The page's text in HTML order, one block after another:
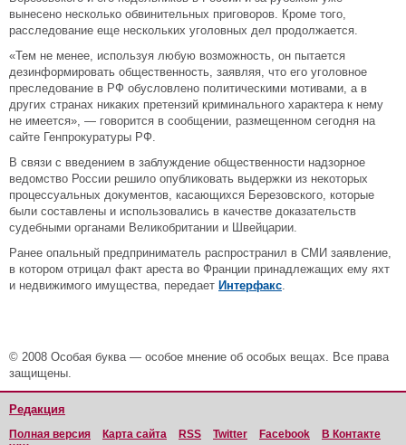
вынесено несколько обвинительных приговоров. Кроме того,
расследование еще нескольких уголовных дел продолжается.
«Тем не менее, используя любую возможность, он пытается
дезинформировать общественность, заявляя, что его уголовное
преследование в РФ обусловлено политическими мотивами, а в
других странах никаких претензий криминального характера к нему
не имеется», — говорится в сообщении, размещенном сегодня на
сайте Генпрокуратуры РФ.
В связи c введением в заблуждение общественности надзорное
ведомство России решило опубликовать выдержки из некоторых
процессуальных документов, касающихся Березовского, которые
были составлены и использовались в качестве доказательств
судебными органами Великобритании и Швейцарии.
Ранее опальный предприниматель распространил в СМИ заявление,
в котором отрицал факт ареста во Франции принадлежащих ему яхт
и недвижимого имущества, передает Интерфакс.
© 2008 Особая буква — особое мнение об особых вещах. Все права
защищены.
Редакция
Полная версия Карта сайта RSS Twitter Facebook
В Контакте